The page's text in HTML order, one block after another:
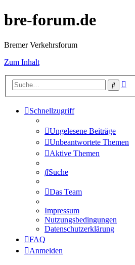
bre-forum.de
Bremer Verkehrsforum
Zum Inhalt
Suche
Schnellzugriff
Ungelesene Beiträge
Unbeantwortete Themen
Aktive Themen
Suche
Das Team
Impressum
Nutzungsbedingungen
Datenschutzerklärung
FAQ
Anmelden